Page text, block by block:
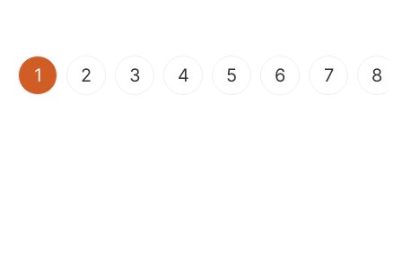
1 (current)
2 3 4 5 6 7 8